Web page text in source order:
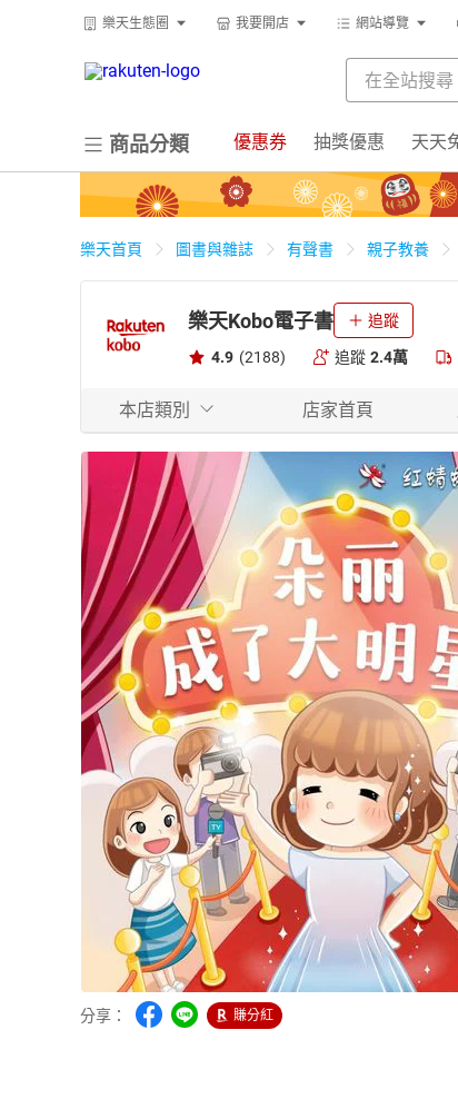
樂天生態圈 我要開店 網站導覽
商品分類 優惠券 抽獎優惠 天天
樂天首頁 圖書與雜誌 有聲書 親子教養
樂天Kobo電子書 追蹤
4.9 (2188) 追蹤 2.4萬
本店類別 店家首頁
分享： 賺分紅